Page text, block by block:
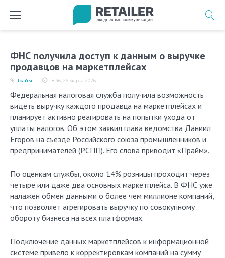
ФНС получила доступ к данным о выручке
продавцов на маркетплейсах
18:46, 26 марта 2026
Прайм
Федеральная налоговая служба получила возможность
видеть выручку каждого продавца на маркетплейсах и
планирует активно реагировать на попытки ухода от
уплаты налогов. Об этом заявил глава ведомства Даниил
Егоров на съезде Российского союза промышленников и
предпринимателей (РСПП). Его слова приводит «Прайм».
По оценкам службы, около 14% розницы проходит через
четыре или даже два основных маркетплейса. В ФНС уже
налажен обмен данными о более чем миллионе компаний,
что позволяет агрегировать выручку по совокупному
обороту бизнеса на всех платформах.
Подключение данных маркетплейсов к информационной
системе привело к корректировкам компаний на сумму